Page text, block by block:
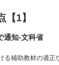
1】
通知-文科省
る補助教材の適